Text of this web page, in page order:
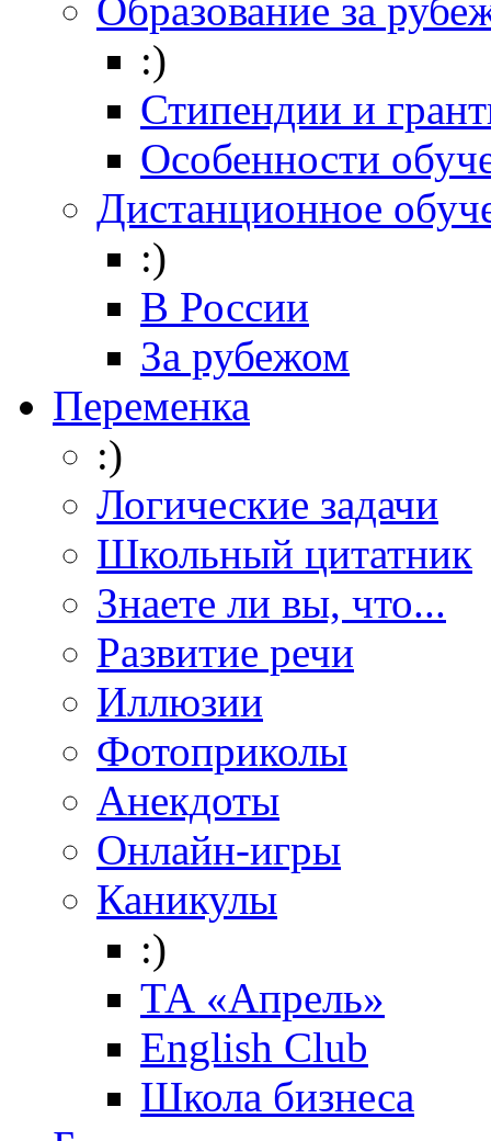
Образование за
:)
Стипендии и
Особенности
Дистанционное
:)
В России
За рубежом
Переменка
:)
Логические задачи
Школьный цитатник
Знаете ли вы, что...
Развитие речи
Иллюзии
Фотоприколы
Анекдоты
Онлайн-игры
Каникулы
:)
ТА «Апрель»
English Club
Школа бизнеса